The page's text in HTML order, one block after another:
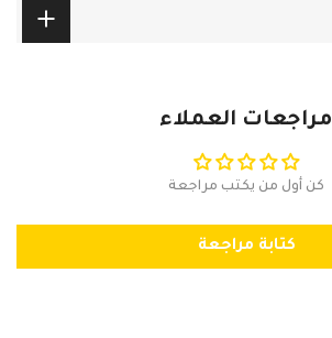
مراجعات العملاء
كن أول من يكتب مراجعة
كتابة مراجعة